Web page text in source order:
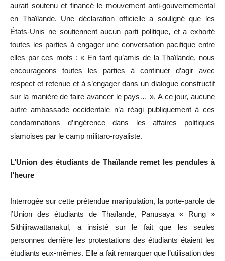
aurait soutenu et financé le mouvement anti-gouvernemental
en Thaïlande. Une déclaration officielle a souligné que les
États-Unis ne soutiennent aucun parti politique, et a exhorté
toutes les parties à engager une conversation pacifique entre
elles par ces mots : « En tant qu’amis de la Thaïlande, nous
encourageons toutes les parties à continuer d’agir avec
respect et retenue et à s’engager dans un dialogue constructif
sur la manière de faire avancer le pays… ». A ce jour, aucune
autre ambassade occidentale n’a réagi publiquement à ces
condamnations d’ingérence dans les affaires politiques
siamoises par le camp militaro-royaliste.
L’Union des étudiants de Thaïlande remet les pendules à
l’heure
Interrogée sur cette prétendue manipulation, la porte-parole de
l’Union des étudiants de Thaïlande, Panusaya « Rung »
Sithijirawattanakul, a insisté sur le fait que les seules
personnes derrière les protestations des étudiants étaient les
étudiants eux-mêmes. Elle a fait remarquer que l’utilisation des